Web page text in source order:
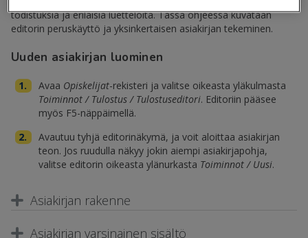
todistuksia ja erilaisia luetteloita. Tässä ohjeessa kuvataan
editorin peruskäyttö ja yksinkertaisen asiakirjan tekeminen.
Uuden asiakirjan luominen
Avaa Opiskelijat-rekisteri ja valitse oikeasta yläkulmasta
Toiminnot / Tulostus / Tulostuseditori. Editoriin pääsee
myös F5-näppäimellä.
Avautuu tyhjä editorinäkymä, ja voit aloittaa asiakirjan
teon. Jos ruudulla näkyy jokin aiempi asiakirjapohja,
valitse editorin oikeasta ylänurkasta Toiminnot / Uusi.
Asiakirjan rakenne
Asiakirjan varsinainen sisältö